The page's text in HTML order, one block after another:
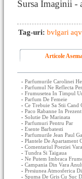
Sursa Imaginii -
Tag-uri: bvlgari
Articole
- Parfumurile Carolinei
- Parfumul Ne Reflecta
- Frumusetea In Timpul
- Parfum De Femeie
- Ce Trebuie Sa Stii Cand
- Paco Rabanne In Prezent
- Solutie De Marinata
- Parfumuri Pentru Par
- Esente Barbatesti
- Parfumurile Jean Paul
- Plantele De Apartament
- Comentariul Poeziei
- Tundra Si Taigaua
- Ne Putem Imbraca
- Campania Din Vara
- Presiunea Atmosferica
- Spuma De Gris Cu Suc